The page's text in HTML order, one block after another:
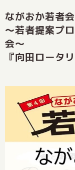
ながおか若者
〜若者提案プ
会〜
『向田ロータ